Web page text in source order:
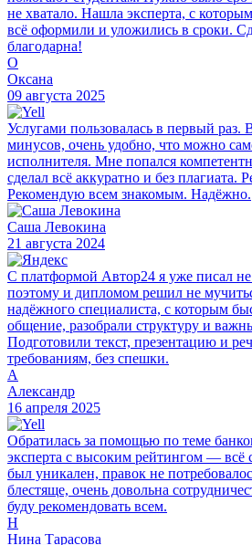
не хватало. Нашла эксперта, с
всё оформили и уложились в сроки.
благодарна!
О
Оксана
09 августа 2025
Услугами пользовалась в первый раз.
минусов, очень удобно, что можно
исполнителя. Мне попался
сделал всё аккуратно и без плагиата.
Рекомендую всем знакомым. Надёжно.
Саша Левокина
21 августа 2024
С платформой Автор24 я уже писал
поэтому и дипломом решил не
надёжного специалиста, с которым
общение, разобрали структуру и
Подготовили текст, презентацию и
требованиям, без спешки.
А
Александр
16 апреля 2025
Обратилась за помощью по теме
эксперта с высоким рейтингом — всё
был уникален, правок не
блестяще, очень довольна
буду рекомендовать всем.
Н
Нина Тарасова